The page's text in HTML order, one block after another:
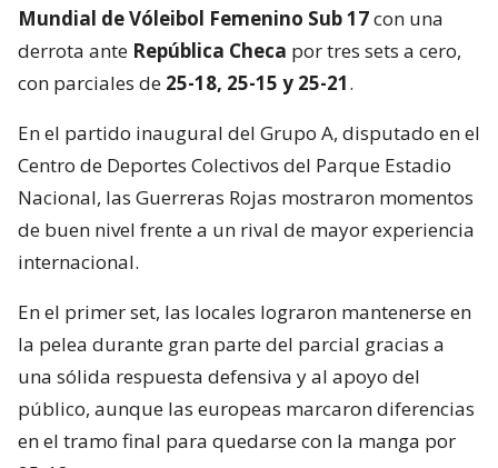
Mundial de Vóleibol Femenino Sub 17con una
derrota ante República Checa por tres sets a cero,
con parciales de 25-18, 25-15 y 25-21.
En el partido inaugural del Grupo A, disputado en el
Centro de Deportes Colectivos del Parque Estadio
Nacional, las Guerreras Rojas mostraron momentos
de buen nivel frente a un rival de mayor experiencia
internacional.
En el primer set, las locales lograron mantenerse en
la pelea durante gran parte del parcial gracias a
una sólida respuesta defensiva y al apoyo del
público, aunque las europeas marcaron diferencias
en el tramo final para quedarse con la manga por